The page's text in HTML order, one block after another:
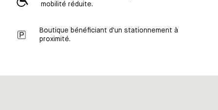
mobilité réduite.
Boutique bénéficiant d'un stationnement à
proximité.